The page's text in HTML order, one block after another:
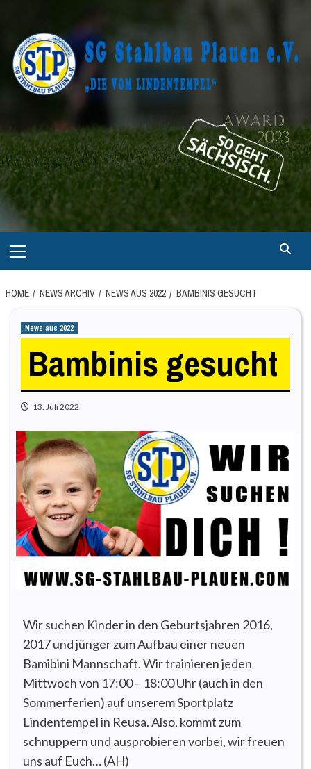
content
Menu
HOME NEWS ARCHIV NEWS AUS 2022 BAMBINIS GESUCHT
News aus 2022
Bambinis gesucht
13. Juli 2022
Wir suchen Kinder in den Geburtsjahren 2016,
2017 und jünger zum Aufbau einer neuen
Bamibini Mannschaft. Wir trainieren jeden
Mittwoch von 17:00 – 18:00 Uhr (auch in den
Sommerferien) auf unserem Sportplatz
Lindentempel in Reusa. Also, kommt zum
schnuppern und ausprobieren vorbei, wir freuen
uns auf Euch… (AH)